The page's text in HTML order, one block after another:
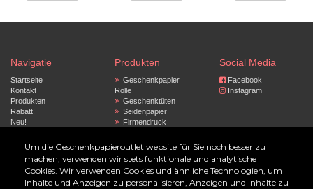
Navigatie
Startseite
Kontakt
Produkten
Rabatt!
Neu!
Datenschutzrichtlinie
Produkten
Geschenkpapier
Rolle
Geschenktüten
Seidenpapier
Firmendruck
Tragetaschen
Social Media
Facebook
Instagram
© 2023 by Geschenkpapier Outlet
Um die Geschenkpapieroutlet website für Sie noch besser zu
machen, verwenden wir stets funktionale und analytische
Cookies. Wir verwenden Cookies und ähnliche Technologien, um
Inhalte und Anzeigen zu personalisieren, Anzeigen und Inhalte zu